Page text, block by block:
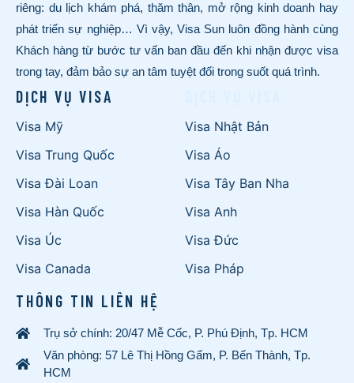
riêng: du lịch khám phá, thăm thân, mở rộng kinh doanh hay
phát triển sự nghiệp… Vì vậy, Visa Sun luôn đồng hành cùng
Khách hàng từ bước tư vấn ban đầu đến khi nhận được visa
trong tay, đảm bảo sự an tâm tuyệt đối trong suốt quá trình.
DỊCH VỤ VISA
Visa Mỹ
Visa Trung Quốc
Visa Đài Loan
Visa Hàn Quốc
Visa Úc
Visa Canada
Visa Nhật Bản
Visa Áo
Visa Tây Ban Nha
Visa Anh
Visa Đức
Visa Pháp
THÔNG TIN LIÊN HỆ
Trụ sở chính: 20/47 Mễ Cốc, P. Phú Định, Tp. HCM
Văn phòng: 57 Lê Thị Hồng Gấm, P. Bến Thành, Tp.
HCM